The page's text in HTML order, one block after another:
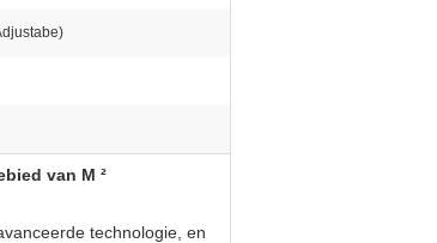
van M ²
technologie, en